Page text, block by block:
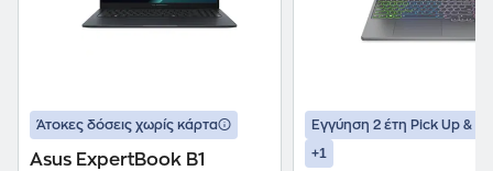
Άτοκες δόσεις χωρίς κάρτα
Asus ExpertBook B1
Εγγύηση 2 έτη Pick Up &
+1